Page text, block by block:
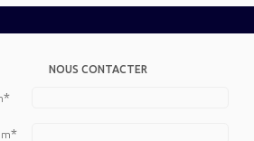
NOUS CONTACTER
*
*